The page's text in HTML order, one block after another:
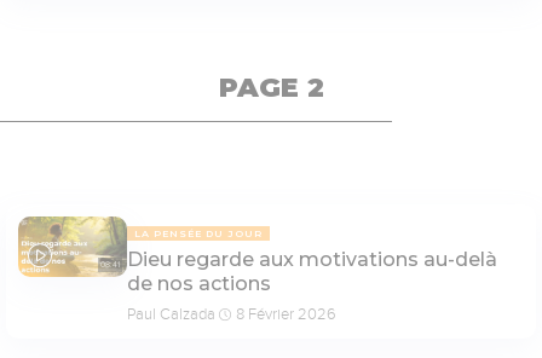
PAGE 2
08:41
LA PENSÉE DU JOUR
Dieu regarde aux motivations au-delà
de nos actions
Paul Calzada 8 Février 2026